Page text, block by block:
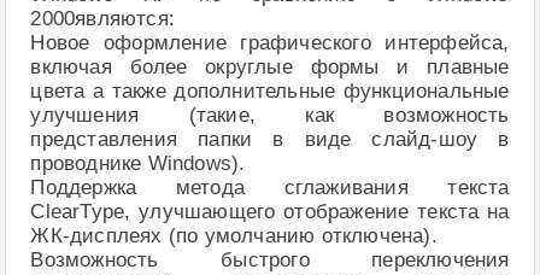
2000являются:
Новое оформление графического интерфейса,
включая более округлые формы и плавные
цвета а также дополнительные функциональные
улучшения (такие, как возможность
представления папки в виде слайд-шоу в
проводнике Windows).
Поддержка метода сглаживания текста
ClearType, улучшающего отображение текста на
ЖК-дисплеях (по умолчанию отключена).
Возможность быстрого переключения